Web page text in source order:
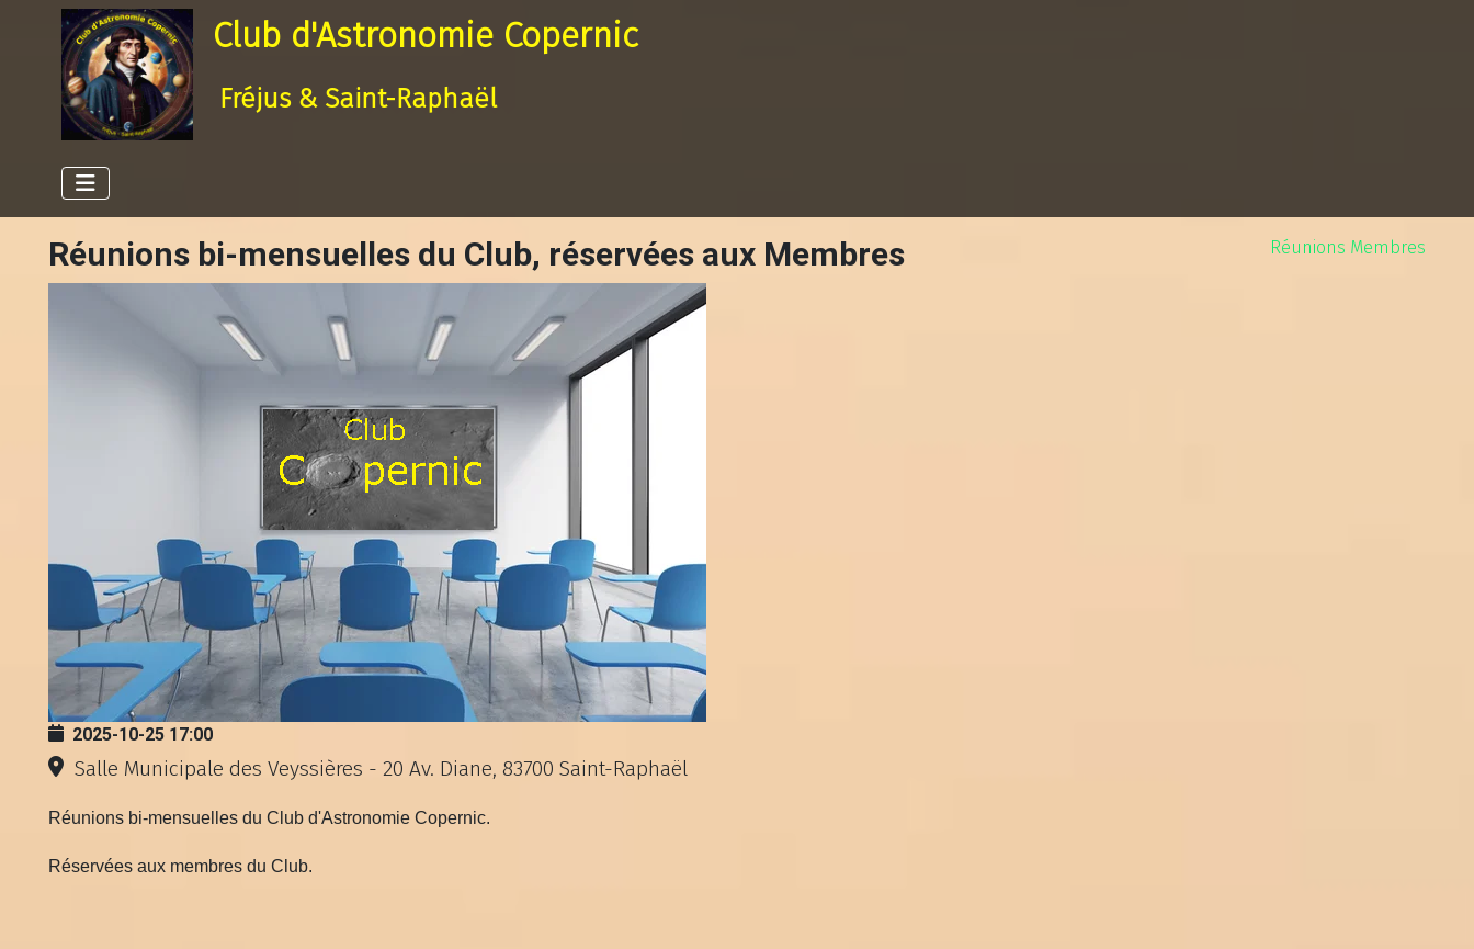
Club d'Astronomie Copernic
Fréjus & Saint-Raphaël
Réunions bi-mensuelles du Club, réservées aux Membres Réunions Membres
2025-10-25 17:00
Salle Municipale des Veyssières - 20 Av. Diane, 83700 Saint-Raphaël
Réunions bi-mensuelles du Club d'Astronomie Copernic.
Réservées aux membres du Club.